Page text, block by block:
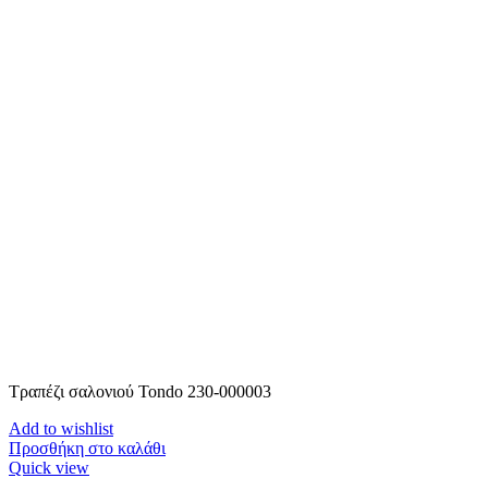
Τραπέζι σαλονιού Tondo 230-000003
Add to wishlist
Προσθήκη στο καλάθι
Quick view